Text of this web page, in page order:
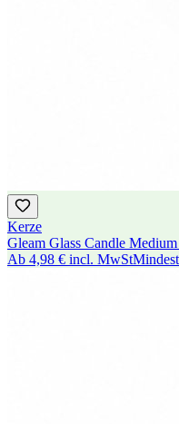
Kerze
Gleam Glass Candle
Ab 4,98 € incl. MwSt